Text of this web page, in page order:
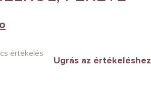
értékelés
Ugrás az értékeléshez